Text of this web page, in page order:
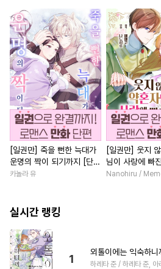
[일권만] 죽을 뻔한 늑대가
운명의 짝이 되기까지 [단행
본]
카놀라 유
[일권만] 웃지
님이 사랑에 빠
저인 것 같습니
Nanohiru /
실시간 랭킹
1
외톨이에는 익숙하
하레타 준 / 하레타 준, 아